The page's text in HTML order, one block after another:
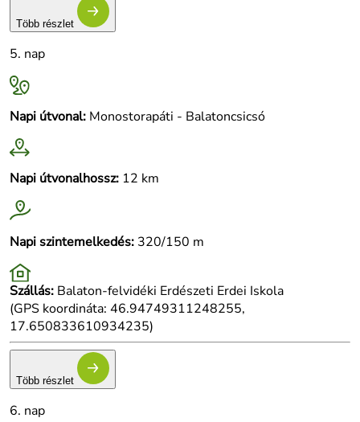
Több részlet
5. nap
Napi útvonal: Monostorapáti - Balatoncsicsó
Napi útvonalhossz: 12 km
Napi szintemelkedés: 320/150 m
Szállás: Balaton-felvidéki Erdészeti Erdei Iskola
(GPS koordináta: 46.94749311248255,
17.650833610934235)
Több részlet
6. nap